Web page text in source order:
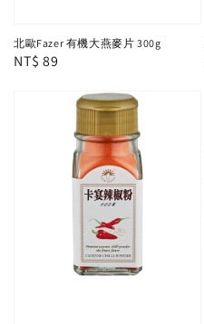
北歐Fazer 有機大燕麥片 300g
Regular
NT$ 89